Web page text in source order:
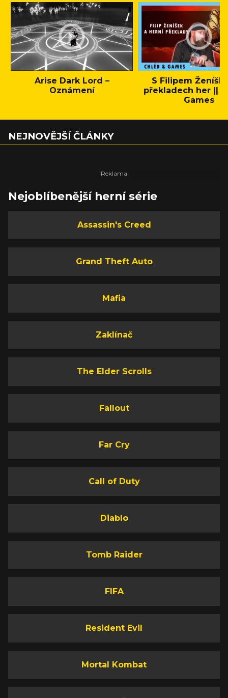
Arise Dark Lord –
Oznámení
S Filipem
překladech her ||
Games
NEJNOVĚJŠÍ ČLÁNKY
Nejoblíbenější herní série
Assassin's Creed
Grand Theft Auto
Mafia
Zaklínač
The Elder Scrolls
Fallout
Far Cry
Call of Duty
Diablo
Tomb Raider
FIFA
Resident Evil
Mortal Kombat